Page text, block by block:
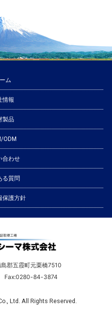
ム
情報
製品
ODM
合わせ
る質問
保護方針
郡五霞町元栗橋7510
84-3874
Ltd. All Rights Reserved.